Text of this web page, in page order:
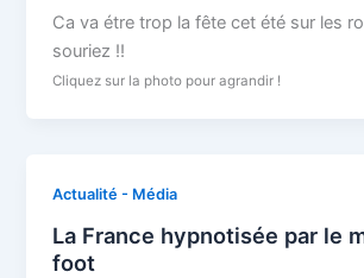
Ca va étre trop la fête cet été sur les
souriez !!
Cliquez sur la photo pour agrandir !
Actualité - Média
La France hypnotisée par le
foot